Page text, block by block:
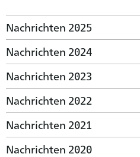
Nachrichten 2025
Nachrichten 2024
Nachrichten 2023
Nachrichten 2022
Nachrichten 2021
Nachrichten 2020